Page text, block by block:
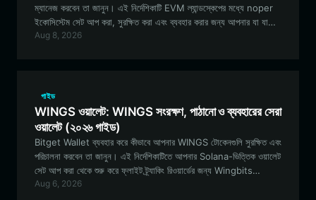
ম্যানেজ করবেন তা জানুন। এই নির্দেশিকাটি EVM ল্যান্ডস্কেপের মধ্যে noper
ইকোসিস্টেম সেট আপ করা, সুরক্ষিত করা এবং ব্যবহার করার জন্য আপনার যা যা
জানা প্রয়োজন তা কভার করে।
Aug 8, 2026
গাইড
WINGS ওয়ালেট: WINGS সংরক্ষণ, পাঠানো ও ব্যবহারের সেরা
ওয়ালেট (২০২৬ গাইড)
Bitget Wallet ব্যবহার করে কীভাবে আপনার WINGS টোকেনগুলি সুরক্ষিত এবং
পরিচালনা করবেন তা জানুন। এই নির্দেশিকাটিতে আপনার Solana-ভিত্তিক ওয়ালেট
সেট আপ করা থেকে শুরু করে ফ্লাইট ট্র্যাকিং রিওয়ার্ডের জন্য Wingbits
DePIN ইকোসিস্টেমে অংশগ্রহণ করা পর্যন্ত সবকিছুই কভার করা হয়েছে।
Aug 6, 2026